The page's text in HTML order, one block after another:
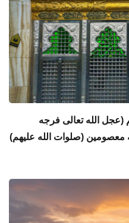
الله تعالی فرجه
معصومین (صلوات الله علیهم)